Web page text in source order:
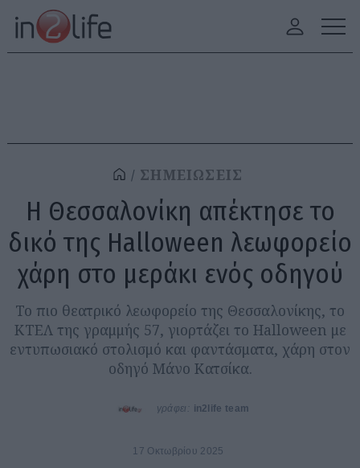
ΣΗΜΕΙΩΣΕΙΣ
Η Θεσσαλονίκη απέκτησε το
δικό της Halloween λεωφορείο
χάρη στο μεράκι ενός οδηγού
Το πιο θεατρικό λεωφορείο της Θεσσαλονίκης, το
ΚΤΕΛ της γραμμής 57, γιορτάζει το Halloween με
εντυπωσιακό στολισμό και φαντάσματα, χάρη στον
οδηγό Μάνο Κατσίκα.
γράφει: in2life team
17 Οκτωβρίου 2025